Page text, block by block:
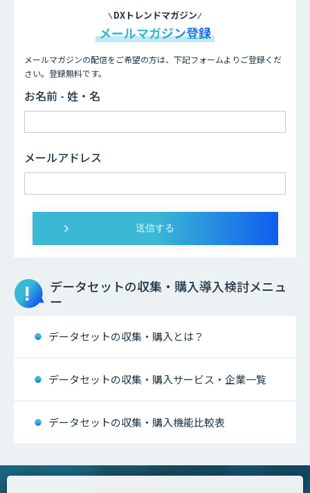
DXトレンドマガジン
メールマガジン登録
メールマガジンの配信をご希望の方は、下記フォームよりご登録くだ
さい。登録無料です。
お名前 - 姓・名
メールアドレス
データセットの収集・購入導入検討メニュ
ー
データセットの収集・購入とは？
データセットの収集・購入サービス・企業一覧
データセットの収集・購入機能比較表